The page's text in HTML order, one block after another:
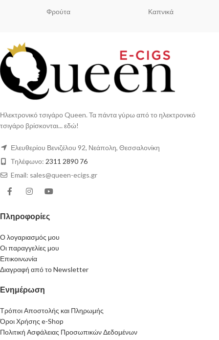
Φρούτα Καπνικά
Ηλεκτρονικό τσιγάρο Queen. Τα πάντα γύρω από το ηλεκτρονικό
τσιγάρο βρίσκονται... εδώ!
Ελευθερίου Βενιζέλου 92, Νεάπολη, Θεσσαλονίκη
Τηλέφωνο: 2311 2890 76
Email: sales@queen-ecigs.gr
Πληροφορίες
Ο λογαριασμός μου
Οι παραγγελίες μου
Επικοινωνία
Διαγραφή από το Newsletter
Ενημέρωση
Τρόποι Αποστολής και Πληρωμής
Όροι Χρήσης e-Shop
Πολιτική Ασφάλειας Προσωπικών Δεδομένων